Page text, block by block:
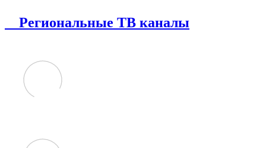
Региональные ТВ каналы